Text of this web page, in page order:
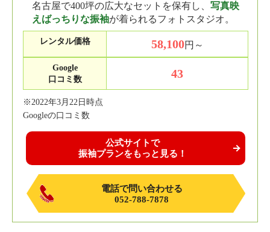
名古屋で400坪の広大なセットを保有し、 写真映
えばっちりな振袖が着られるフォトスタジオ。
レンタル価格 58,100円～
Google
口コミ数
43
※2022年3月22日時点
Googleの口コミ数
公式サイトで
振袖プランをもっと見る！
電話で問い合わせる
052-788-7878